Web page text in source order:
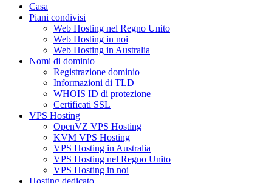
Casa
Piani condivisi
Web Hosting nel Regno Unito
Web Hosting in noi
Web Hosting in Australia
Nomi di dominio
Registrazione dominio
Informazioni di TLD
WHOIS ID di protezione
Certificati SSL
VPS Hosting
OpenVZ VPS Hosting
KVM VPS Hosting
VPS Hosting in Australia
VPS Hosting nel Regno Unito
VPS Hosting in noi
Hosting dedicato